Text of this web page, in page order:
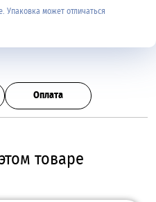
Упаковка может отличаться
Оплата
товаре